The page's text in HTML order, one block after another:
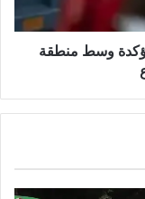
مؤكدة وسط منطقة